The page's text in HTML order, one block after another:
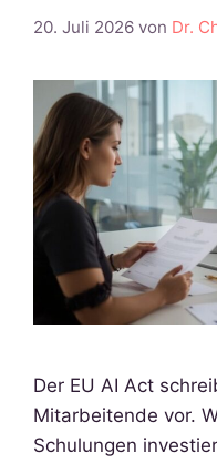
20. Juli 2026 von Dr.
Der EU AI Act
Mitarbeitende vor.
Schulungen